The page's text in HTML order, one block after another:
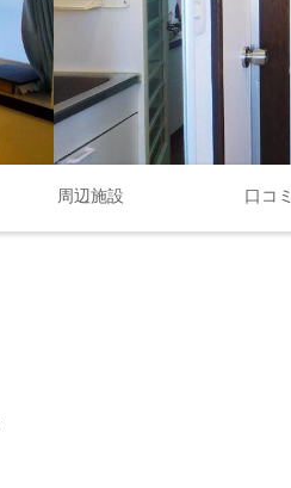
周辺施設 口コミ